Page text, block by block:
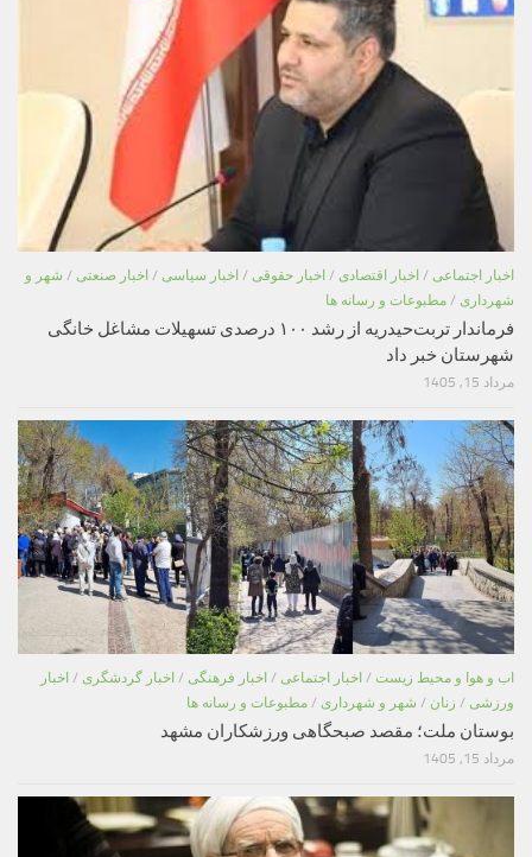
اخبار اجتماعی / اخبار اقتصادی / اخبار حقوقی / اخبار سیاسی / اخبار صنعتی / شهر و
شهرداری / مطبوعات و رسانه ها
فرماندار تربت‌حیدریه از رشد ۱۰۰ درصدی تسهیلات مشاغل خانگی
شهرستان خبر داد
مرداد 15, 1405
اب و هوا و محیط زیست / اخبار اجتماعی / اخبار فرهنگی / اخبار گردشگری / اخبار
ورزشی / زنان / شهر و شهرداری / مطبوعات و رسانه ها
بوستان ملت؛ مقصد صبحگاهی ورزشکاران مشهد
مرداد 15, 1405